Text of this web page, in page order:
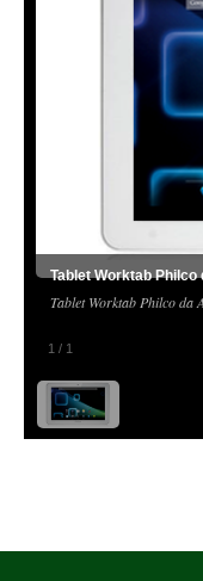
1 / 1
Tablet Worktab Philco
Tablet Worktab Philco da